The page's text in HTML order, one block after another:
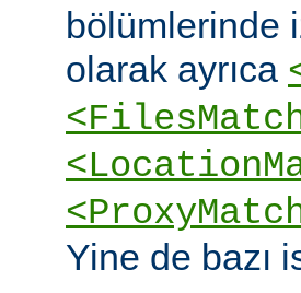
bölümlerinde
olarak ayrıca
Yine de bazı